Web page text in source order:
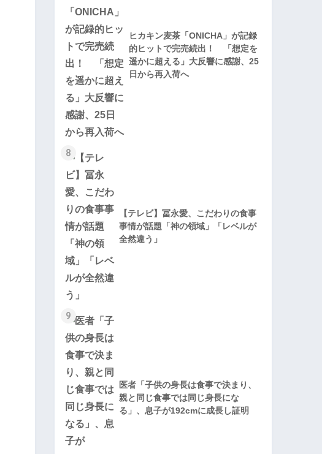
ヒカキン麦茶「ONICHA」が記録
的ヒットで完売続出！ 「想定を
遥かに超える」大反響に感謝、25
日から再入荷へ
8
【テレビ】冨永愛、こだわりの食事
事情が話題「神の領域」「レベルが
全然違う」
9
医者「子供の身長は食事で決まり、
親と同じ食事では同じ身長にな
る」、息子が192cmに成長し証明